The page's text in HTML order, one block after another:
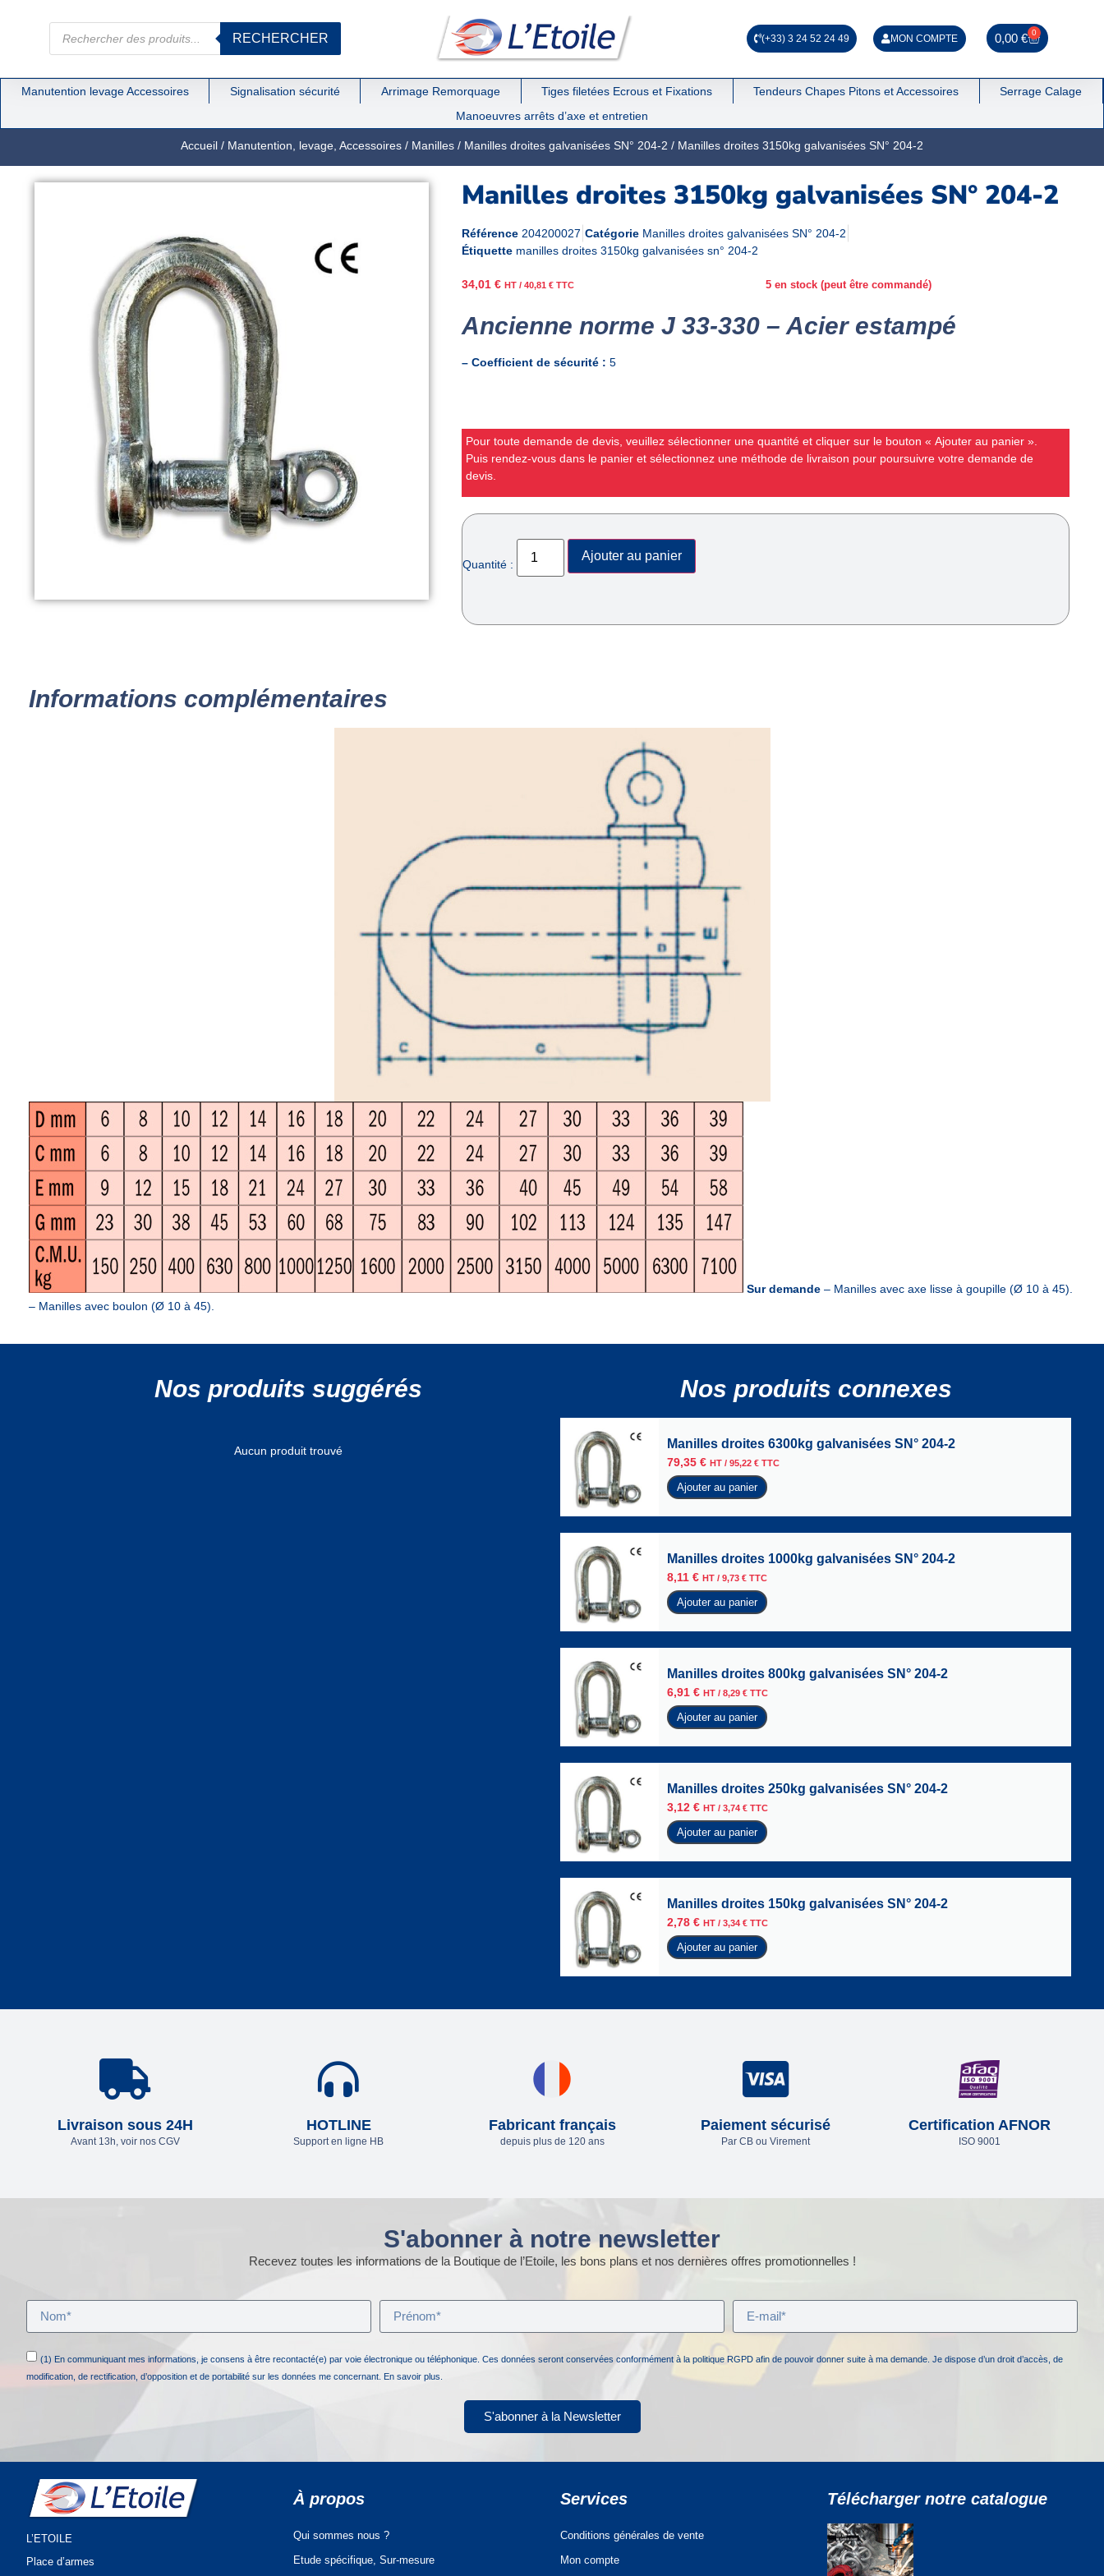
RECHERCHER (+33) 3 24 52 24 49 MON COMPTE 0,00€ 0
Manutention levage Accessoires Signalisation sécurité Arrimage Remorquage Tiges filetées Ecrous et Fixations Tendeurs Chapes Pitons et Accessoires
Serrage Calage
Manoeuvres arrêts d’axe et entretien
Accueil / Manutention, levage, Accessoires / Manilles / Manilles droites galvanisées SN° 204-2 / Manilles droites 3150kg galvanisées SN° 204-2
Manilles droites 3150kg galvanisées SN° 204-2
Référence 204200027 Catégorie Manilles droites galvanisées SN° 204-2
Étiquette manilles droites 3150kg galvanisées sn° 204-2
34,01 € HT / 40,81 € TTC 5 en stock (peut être commandé)
Ancienne norme J 33-330 – Acier estampé
– Coefficient de sécurité : 5
Pour toute demande de devis, veuillez sélectionner une quantité et cliquer sur le bouton « Ajouter au panier ».
Puis rendez-vous dans le panier et sélectionnez une méthode de livraison pour poursuivre votre demande de
devis.
Quantité :
Ajouter au panier
Informations complémentaires
Sur demande – Manilles avec axe lisse à goupille (Ø 10 à 45).
– Manilles avec boulon (Ø 10 à 45).
Nos produits suggérés
Aucun produit trouvé
Nos produits connexes
Manilles droites 6300kg galvanisées SN° 204-2
79,35 € HT / 95,22 € TTC
Ajouter au panier
Manilles droites 1000kg galvanisées SN° 204-2
8,11 € HT / 9,73 € TTC
Ajouter au panier
Manilles droites 800kg galvanisées SN° 204-2
6,91 € HT / 8,29 € TTC
Ajouter au panier
Manilles droites 250kg galvanisées SN° 204-2
3,12 € HT / 3,74 € TTC
Ajouter au panier
Manilles droites 150kg galvanisées SN° 204-2
2,78 € HT / 3,34 € TTC
Ajouter au panier
Livraison sous 24H
Avant 13h, voir nos CGV
HOTLINE
Support en ligne HB
Fabricant français
depuis plus de 120 ans
Paiement sécurisé
Par CB ou Virement
Certification AFNOR
ISO 9001
S'abonner à notre newsletter
Recevez toutes les informations de la Boutique de l’Etoile, les bons plans et nos dernières offres promotionnelles !
(1) En communiquant mes informations, je consens à être recontacté(e) par voie électronique ou téléphonique. Ces données seront conservées conformément à la politique RGPD afin de pouvoir donner suite à ma demande. Je dispose d’un droit d’accès, de
modification, de rectification, d’opposition et de portabilité sur les données me concernant. En savoir plus.
S'abonner à la Newsletter
L’ETOILE
Place d’armes
À propos
Qui sommes nous ?
Etude spécifique, Sur-mesure
Services
Conditions générales de vente
Mon compte
Télécharger notre catalogue